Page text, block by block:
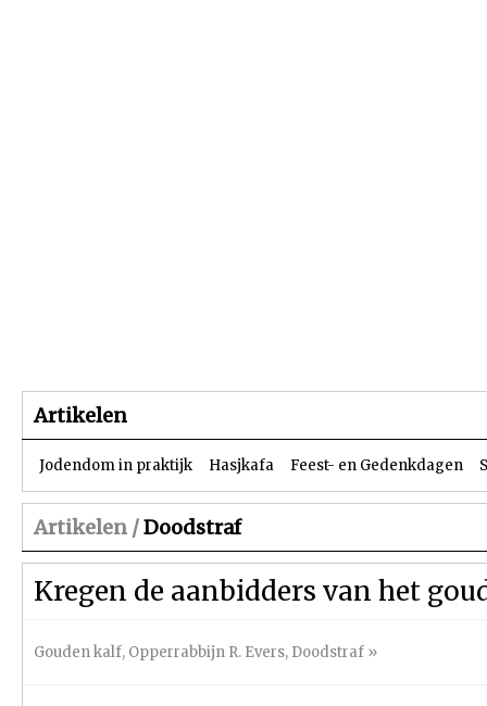
Artikelen
Jodendom in praktijk Hasjkafa Feest- en Gedenkdagen
Artikelen /Doodstraf
Kregen de aanbidders van het
Gouden kalf, Opperrabbijn R. Evers, Doodstraf »